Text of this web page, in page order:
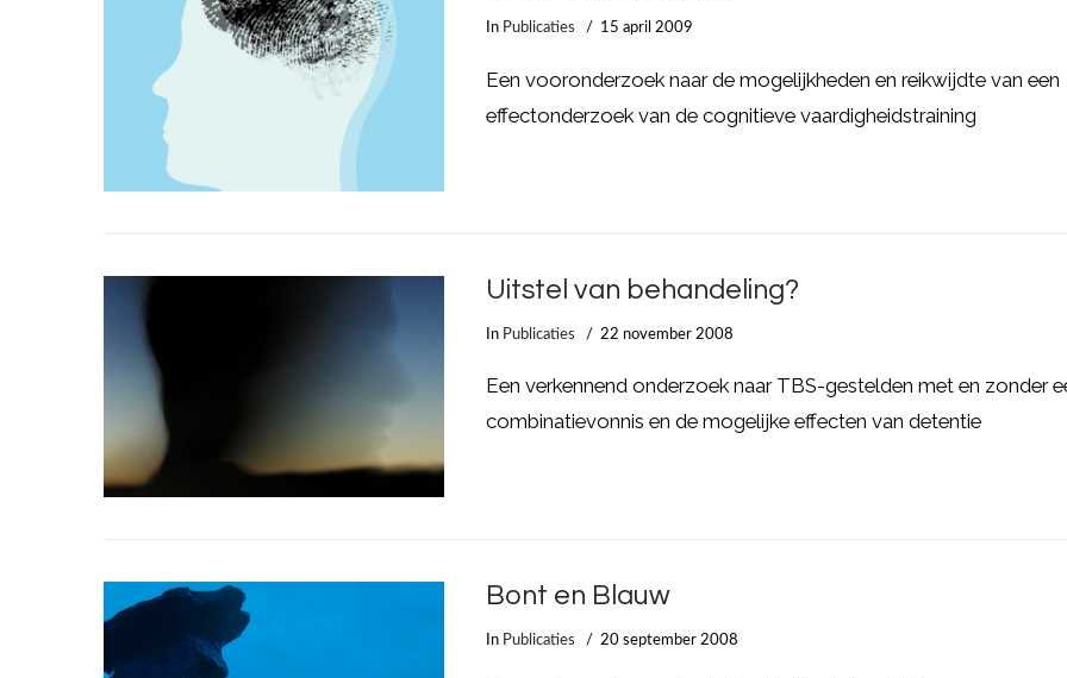
In Publicaties 15 april 2009
Een vooronderzoek naar de mogelijkheden en reikwijdte van een
effectonderzoek van de cognitieve vaardigheidstraining
Uitstel van behandeling?
In Publicaties 22 november 2008
Een verkennend onderzoek naar TBS-gestelden met en zonder
combinatievonnis en de mogelijke effecten van detentie
Bont en Blauw
In Publicaties 20 september 2008